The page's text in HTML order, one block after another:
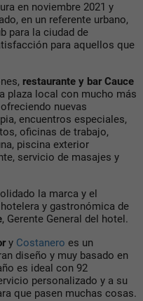
en noviembre 2021 y
en un referente urbano,
para la ciudad de
para aquellos que
restaurante y bar Cauce
plaza local con mucho más
nuevas
encuentros especiales,
oficinas de trabajo,
piscina exterior
servicio de masajes y
la marca y el
y gastronómica de
, Gerente General del hotel.
y Costanero es un
diseño y muy basado en
es ideal con 92
personalizado y a su
que pasen muchas cosas.